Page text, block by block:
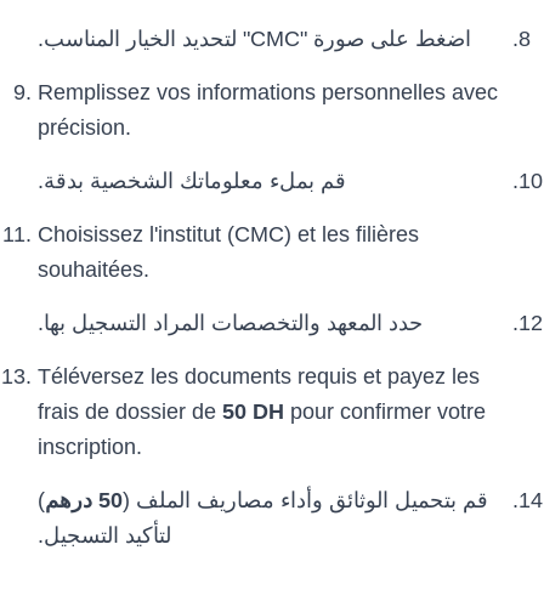
اضغط على صورة "CMC" لتحديد الخيار المناسب.
Remplissez vos informations personnelles avec
précision.
قم بملء معلوماتك الشخصية بدقة.
Choisissez l'institut (CMC) et les filières
souhaitées.
حدد المعهد والتخصصات المراد التسجيل بها.
Téléversez les documents requis et payez les
frais de dossier de 50 DH pour confirmer votre
inscription.
قم بتحميل الوثائق وأداء مصاريف الملف (50 درهم
)
لتأكيد التسجيل.